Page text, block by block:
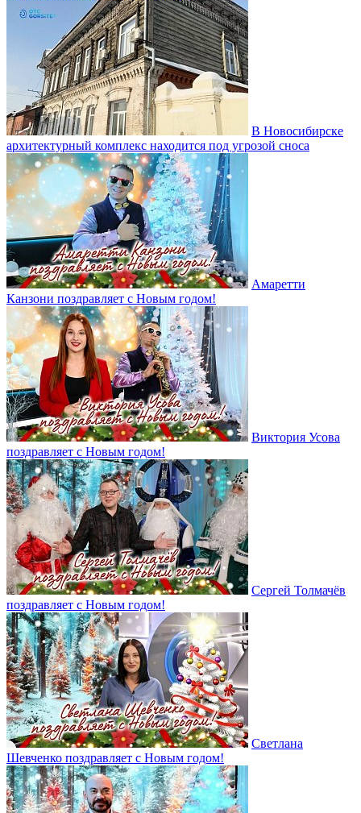
В Новосибирске
архитектурный комплекс находится под угрозой сноса
Амаретти
Канзони поздравляет с Новым годом!
Виктория Усова
поздравляет с Новым годом!
Сергей Толмачёв
поздравляет с Новым годом!
Светлана
Шевченко поздравляет с Новым годом!